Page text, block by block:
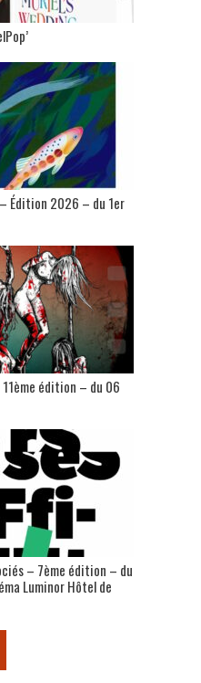
Édition 2026 – du 1er
édition – du 06
– 7ème édition – du
Luminor Hôtel de